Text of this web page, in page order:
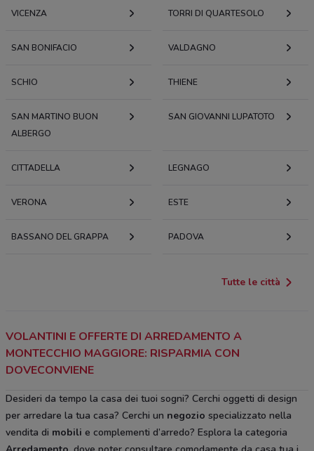
VICENZA TORRI DI QUARTESOLO
SAN BONIFACIO VALDAGNO
SCHIO THIENE
SAN MARTINO BUON
ALBERGO
SAN GIOVANNI LUPATOTO
CITTADELLA LEGNAGO
VERONA ESTE
BASSANO DEL GRAPPA PADOVA
Tutte le città
VOLANTINI E OFFERTE DI ARREDAMENTO A
MONTECCHIO MAGGIORE: RISPARMIA CON
DOVECONVIENE
Desideri da tempo la casa dei tuoi sogni? Cerchi oggetti di design
per arredare la tua casa? Cerchi un negozio specializzato nella
vendita di mobili e complementi d’arredo? Esplora la categoria